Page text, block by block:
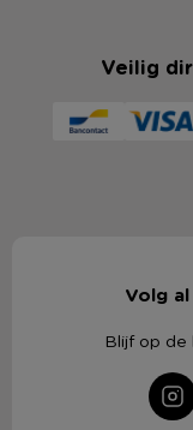
Veilig
Volg
Blijf op de